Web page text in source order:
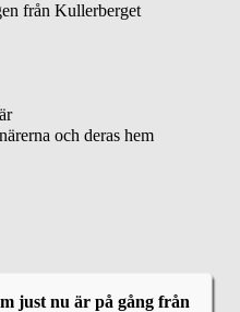
från Kullerberget
och deras hem
just nu är på gång från